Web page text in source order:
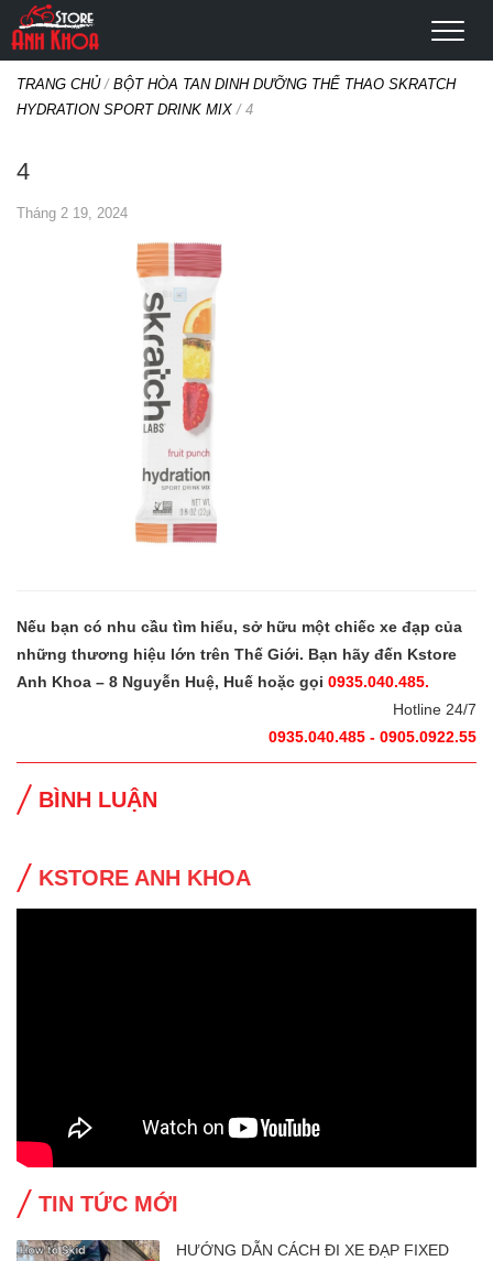
TRANG CHỦ/ BỘT HÒA TAN DINH DƯỠNG THỂ THAO SKRATCH
HYDRATION SPORT DRINK MIX / 4
4
Tháng 2 19, 2024
Nếu bạn có nhu cầu tìm hiểu, sở hữu một chiếc xe đạp của
những thương hiệu lớn trên Thế Giới. Bạn hãy đến Kstore
Anh Khoa – 8 Nguyễn Huệ, Huế hoặc gọi 0935.040.485.
Hotline 24/7
0935.040.485 - 0905.0922.55
BÌNH LUẬN
KSTORE ANH KHOA
TIN TỨC MỚI
HƯỚNG DẪN CÁCH ĐI XE ĐẠP FIXED